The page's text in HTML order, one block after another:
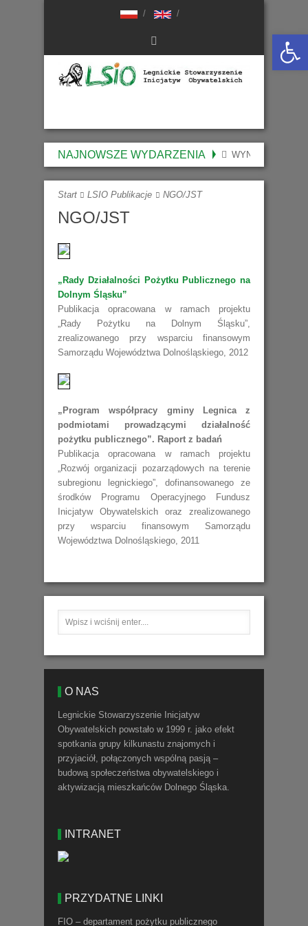
NAJNOWSZE WYDARZENIA WYNIKI NABORU
Start LSIO Publikacje NGO/JST
NGO/JST
„Rady Działalności Pożytku Publicznego na
Dolnym Śląsku”
Publikacja opracowana w ramach projektu
„Rady Pożytku na Dolnym Śląsku”,
zrealizowanego przy wsparciu finansowym
Samorządu Województwa Dolnośląskiego, 2012
„Program współpracy gminy Legnica z
podmiotami prowadzącymi działalność
pożytku publicznego”. Raport z badań
Publikacja opracowana w ramach projektu
„Rozwój organizacji pozarządowych na terenie
subregionu legnickiego”, dofinansowanego ze
środków Programu Operacyjnego Fundusz
Inicjatyw Obywatelskich oraz zrealizowanego
przy wsparciu finansowym Samorządu
Województwa Dolnośląskiego, 2011
O NAS
Legnickie Stowarzyszenie Inicjatyw
Obywatelskich powstało w 1999 r. jako efekt
spotkania grupy kilkunastu znajomych i
przyjaciół, połączonych wspólną pasją –
budową społeczeństwa obywatelskiego i
aktywizacją mieszkańców Dolnego Śląska.
INTRANET
PRZYDATNE LINKI
FIO – departament pożytku publicznego